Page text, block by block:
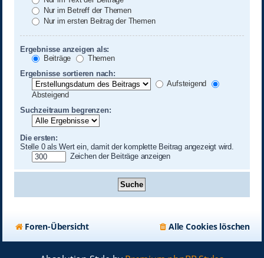
Nur im Betreff der Themen
Nur im ersten Beitrag der Themen
Ergebnisse anzeigen als:
Beiträge
Themen
Ergebnisse sortieren nach:
Aufsteigend
Absteigend
Suchzeitraum begrenzen:
Die ersten:
Stelle 0 als Wert ein, damit der komplette Beitrag angezeigt wird.
Zeichen der Beiträge anzeigen
Foren-Übersicht Alle Cookies löschen